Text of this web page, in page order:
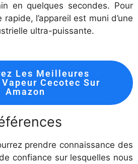
en quelques secondes. Pour
l’appareil est muni d’une
ultra-puissante.
Les Meilleures
Cecotec Sur
Amazon
prendre connaissance des
confiance sur lesquelles nous